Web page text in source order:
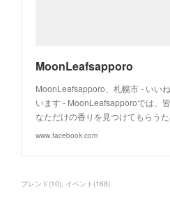
MoonLeafsapporo
MoonLeafsapporo、札幌市 - いい
います - MoonLeafsapporoでは、
なただけの香りを見つけてもらう
www.facebook.com
ブレンド(10) イベント (168)